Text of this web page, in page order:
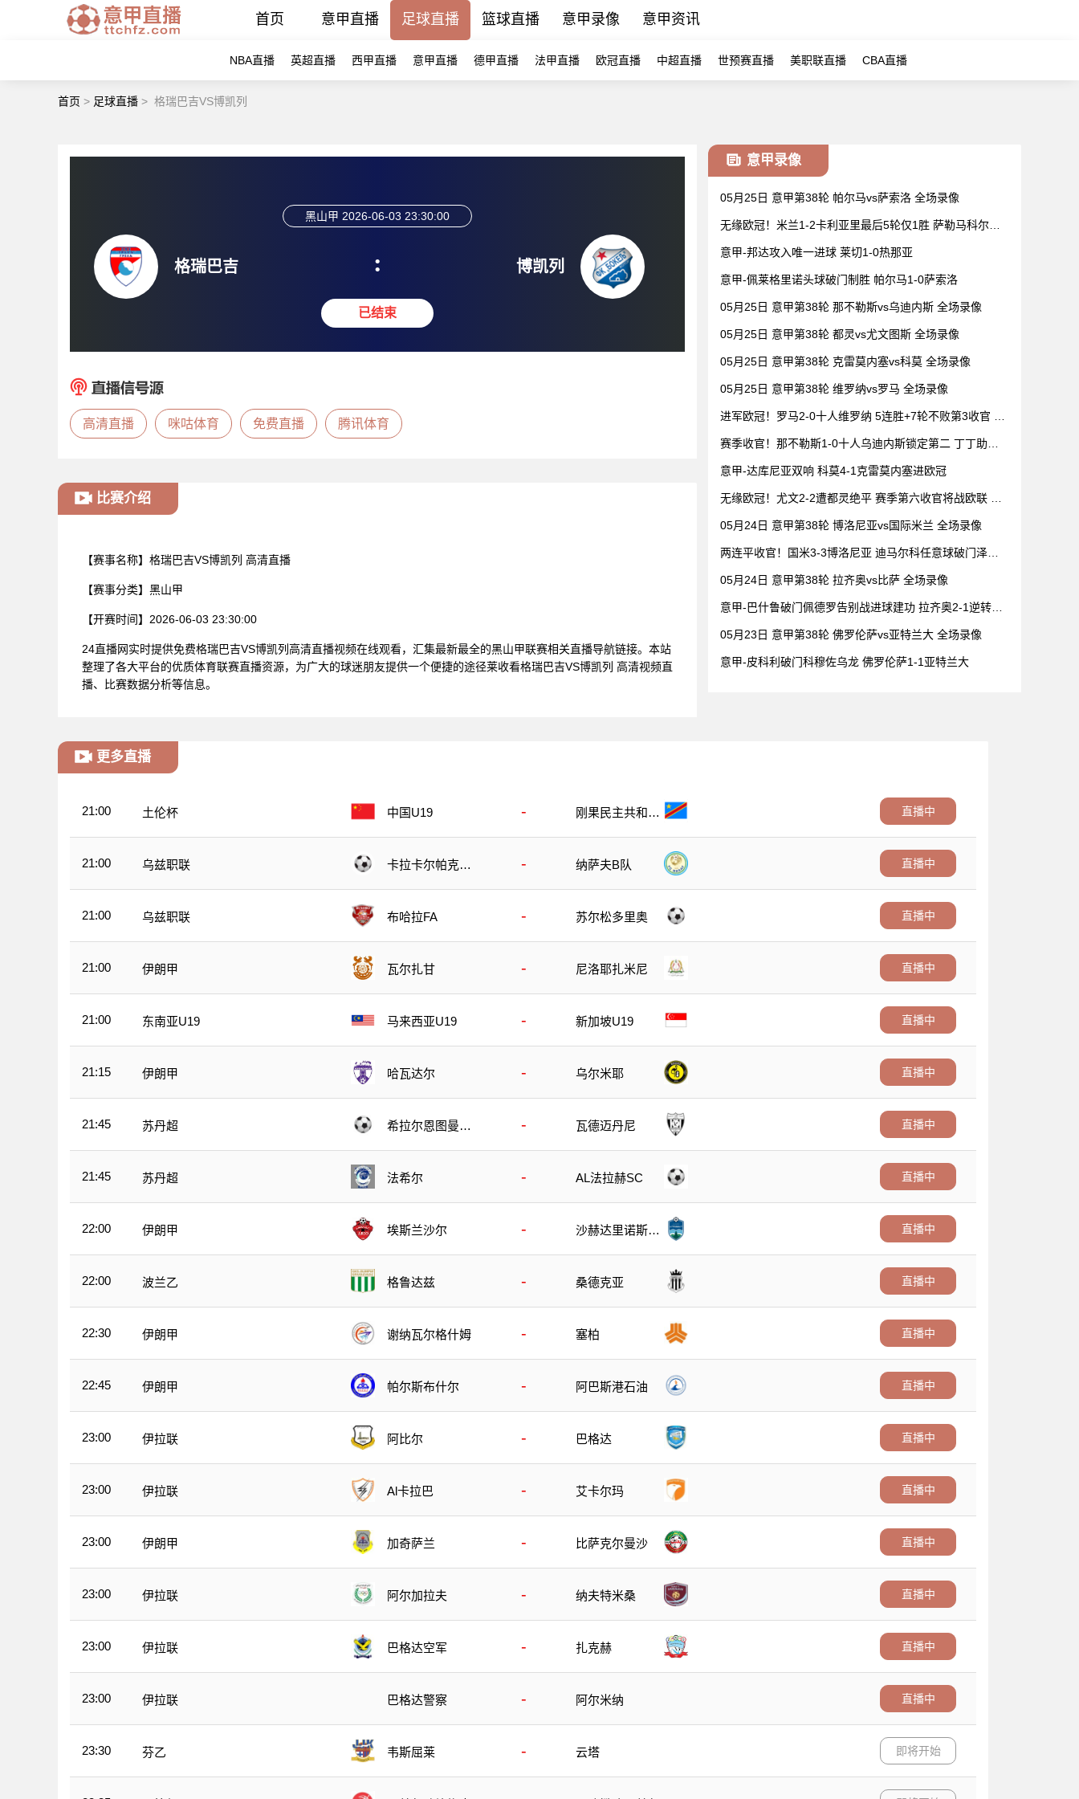
首页 意甲直播 足球直播 篮球直播 意甲录像 意甲资讯
NBA直播 英超直播 西甲直播 意甲直播 德甲直播 法甲直播 欧冠直播 中超直播 世预赛直播 美职联直播 CBA直播
首页 > 足球直播 > 格瑞巴吉VS博凯列
格瑞巴吉
黑山甲 2026-06-03 23:30:00
:
已结束
博凯列
高清直播 咪咕体育 免费直播 腾讯体育
比赛介绍
【赛事名称】 格瑞巴吉VS博凯列 高清直播
【赛事分类】 黑山甲
【开赛时间】 2026-06-03 23:30:00
24直播网实时提供免费格瑞巴吉VS博凯列高清直播视频在线观看，汇集最新最全的黑山甲联赛相关直播导航链接。本站
整理了各大平台的优质体育联赛直播资源，为广大的球迷朋友提供一个便捷的途径莱收看格瑞巴吉VS博凯列 高清视频直
播、比赛数据分析等信息。
意甲录像
05月25日 意甲第38轮 帕尔马vs萨索洛 全场录像
无缘欧冠！米兰1-2卡利亚里最后5轮仅1胜 萨勒马科尔斯
意甲-邦达攻入唯一进球 莱切1-0热那亚
意甲-佩莱格里诺头球破门制胜 帕尔马1-0萨索洛
05月25日 意甲第38轮 那不勒斯vs乌迪内斯 全场录像
05月25日 意甲第38轮 都灵vs尤文图斯 全场录像
05月25日 意甲第38轮 克雷莫内塞vs科莫 全场录像
05月25日 意甲第38轮 维罗纳vs罗马 全场录像
进军欧冠！罗马2-0十人维罗纳 5连胜+7轮不败第3收官 迪
赛季收官！那不勒斯1-0十人乌迪内斯锁定第二 丁丁助攻
意甲-达库尼亚双响 科莫4-1克雷莫内塞进欧冠
无缘欧冠！尤文2-2遭都灵绝平 赛季第六收官将战欧联 DV
05月24日 意甲第38轮 博洛尼亚vs国际米兰 全场录像
两连平收官！国米3-3博洛尼亚 迪马尔科任意球破门泽林
05月24日 意甲第38轮 拉齐奥vs比萨 全场录像
意甲-巴什鲁破门佩德罗告别战进球建功 拉齐奥2-1逆转比
05月23日 意甲第38轮 佛罗伦萨vs亚特兰大 全场录像
意甲-皮科利破门科穆佐乌龙 佛罗伦萨1-1亚特兰大
更多直播
21:00 土伦杯 中国U19 -
刚果民主共和国
直播中
21:00 乌兹职联
卡拉卡尔帕克斯
- 纳萨夫B队 直播中
21:00 乌兹职联 布哈拉FA - 苏尔松多里奥 直播中
21:00 伊朗甲 瓦尔扎甘 - 尼洛耶扎米尼 直播中
21:00 东南亚U19 马来西亚U19 - 新加坡U19 直播中
21:15 伊朗甲 哈瓦达尔 - 乌尔米耶 直播中
21:45 苏丹超
希拉尔恩图曼B
- 瓦德迈丹尼 直播中
21:45 苏丹超 法希尔 - AL法拉赫SC 直播中
22:00 伊朗甲 埃斯兰沙尔 -
沙赫达里诺斯哈
直播中
22:00 波兰乙 格鲁达兹 - 桑德克亚 直播中
22:30 伊朗甲 谢纳瓦尔格什姆 - 塞柏 直播中
22:45 伊朗甲 帕尔斯布什尔 - 阿巴斯港石油 直播中
23:00 伊拉联 阿比尔 - 巴格达 直播中
23:00 伊拉联 Al卡拉巴 - 艾卡尔玛 直播中
23:00 伊朗甲 加奇萨兰 - 比萨克尔曼沙 直播中
23:00 伊拉联 阿尔加拉夫 - 纳夫特米桑 直播中
23:00 伊拉联 巴格达空军 - 扎克赫 直播中
23:00 伊拉联 巴格达警察 - 阿尔米纳 直播中
23:30 芬乙 韦斯屈莱 - 云塔 即将开始